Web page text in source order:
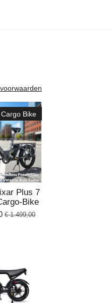
Cargo Bike
Plus 7
Bike
€ 1.499,00